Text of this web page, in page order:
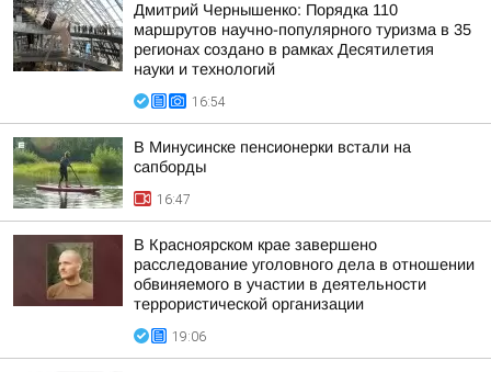
Дмитрий Чернышенко: Порядка 110
маршрутов научно-популярного туризма в 35
регионах создано в рамках Десятилетия
науки и технологий
16:54
В Минусинске пенсионерки встали на
сапборды
16:47
В Красноярском крае завершено
расследование уголовного дела в отношении
обвиняемого в участии в деятельности
террористической организации
19:06